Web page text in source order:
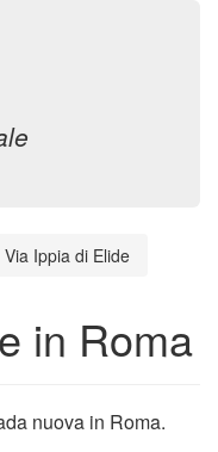
Via Ippia di Elide
in Roma
nuova in Roma.